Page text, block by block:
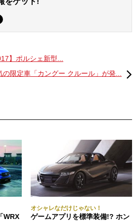
】ポルシェ新型...
の限定車「カングー クルール」が発...
WRX
オシャレなだけじゃない！
ゲームアプリを標準装備!? ホン